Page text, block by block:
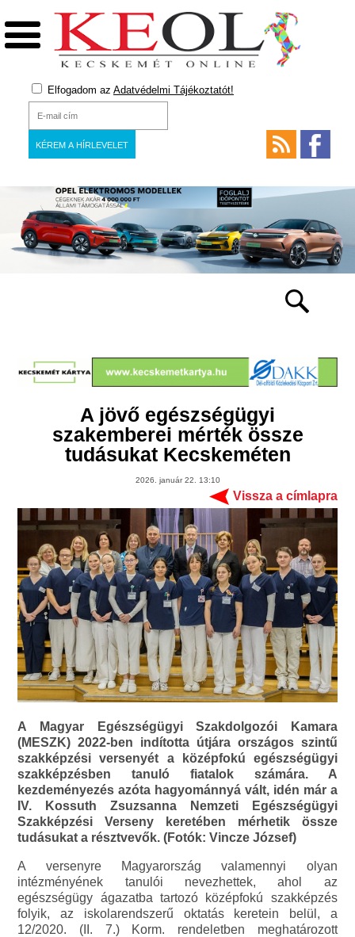
Elfogadom az Adatvédelmi Tájékoztatót!
A jövő egészségügyi
szakemberei mérték össze
tudásukat Kecskeméten
2026. január 22. 13:10
Vissza a címlapra
A Magyar Egészségügyi Szakdolgozói Kamara
(MESZK) 2022-ben indította útjára országos szintű
szakképzési versenyét a középfokú egészségügyi
szakképzésben tanuló fiatalok számára. A
kezdeményezés azóta hagyománnyá vált, idén már a
IV. Kossuth Zsuzsanna Nemzeti Egészségügyi
Szakképzési Verseny keretében mérhetik össze
tudásukat a résztvevők. (Fotók: Vincze József)
A versenyre Magyarország valamennyi olyan
intézményének tanulói nevezhettek, ahol az
egészségügy ágazatba tartozó középfokú szakképzés
folyik, az iskolarendszerű oktatás keretein belül, a
12/2020. (II. 7.) Korm. rendeletben meghatározott